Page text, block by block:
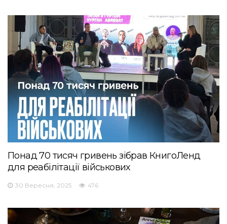
Понад 70 тисяч гривень зібрав КнигоЛенд
для реабілітації військових
30 Вересня, 2025 476